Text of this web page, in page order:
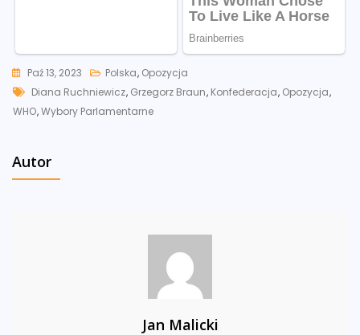
Paź 13, 2023 Polska, Opozycja
Tags
Diana Ruchniewicz, Grzegorz Braun, Konfederacja, Opozycja,
WHO,Wybory Parlamentarne
Autor
Jan Malicki